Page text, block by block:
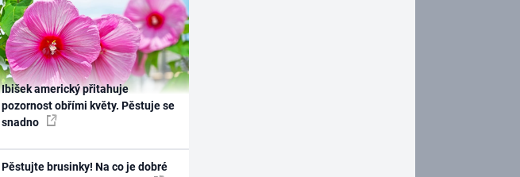
Ibišek americký přitahuje
pozornost obřími květy. Pěstuje se
snadno
Pěstujte brusinky! Na co je dobré